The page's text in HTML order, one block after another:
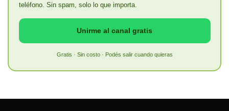
teléfono. Sin spam, solo lo que importa.
Unirme al canal gratis
Gratis · Sin costo · Podés salir cuando quieras